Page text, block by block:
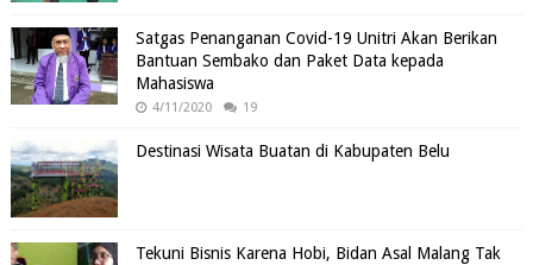
Satgas Penanganan Covid-19 Unitri Akan Berikan
Bantuan Sembako dan Paket Data kepada
Mahasiswa
4/11/2020 19
Destinasi Wisata Buatan di Kabupaten Belu
Tekuni Bisnis Karena Hobi, Bidan Asal Malang Tak